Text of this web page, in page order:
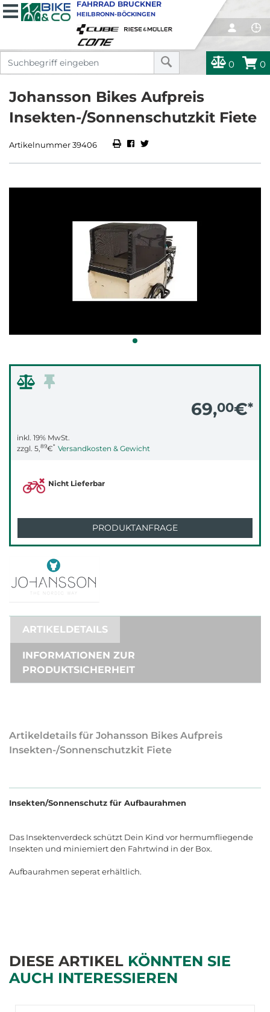
0 0
FAHRRAD BRUCKNER
HEILBRONN-BÖCKINGEN
Johansson Bikes Aufpreis
Insekten-/Sonnenschutzkit Fiete
Artikelnummer 39406
69,00€*
inkl. 19% MwSt.
zzgl. 5,89€* Versandkosten & Gewicht
Nicht Lieferbar
PRODUKTANFRAGE
ARTIKELDETAILS
INFORMATIONEN ZUR
PRODUKTSICHERHEIT
Artikeldetails für Johansson Bikes Aufpreis
Insekten-/Sonnenschutzkit Fiete
Insekten/Sonnenschutz für Aufbaurahmen
Das Insektenverdeck schützt Dein Kind vor hermumfliegende
Insekten und miniemiert den Fahrtwind in der Box.
Aufbaurahmen seperat erhältlich.
DIESE ARTIKEL KÖNNTEN SIE
AUCH INTERESSIEREN